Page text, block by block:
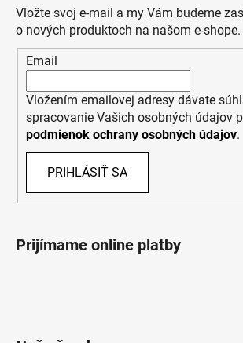
Vložte svoj e-mail a my Vám budeme
o nových produktoch na našom e-shope.
Email
Vložením emailovej adresy dávate
spracovanie Vašich osobných údajov
podmienok ochrany osobných údajov.
PRIHLÁSIŤ SA
Prijímame online platby